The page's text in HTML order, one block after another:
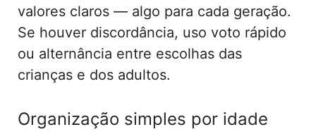
valores claros — algo para cada geração.
Se houver discordância, uso voto rápido
ou alternância entre escolhas das
crianças e dos adultos.
Organização simples por idade